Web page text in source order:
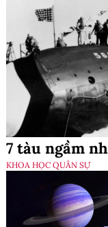
7 tàu ngầm
KHOA HỌC QUÂN SỰ